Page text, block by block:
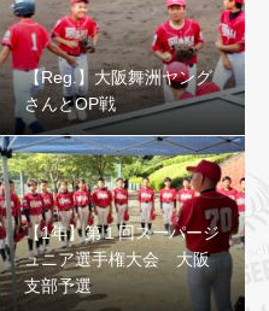
OP戦
【Reg.】大阪舞洲ヤング
さんとOP戦
【1年】第１回スーパージ
ュニア選手権大会 大阪
支部予選